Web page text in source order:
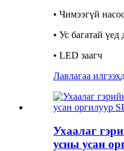
• Чимээгүй
• Ус багатай үед
• LED заагч
Лавлагаа илгээх
Ухаалаг
усны усан